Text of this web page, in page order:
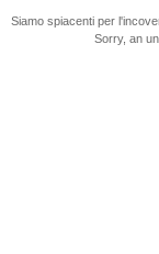
Siamo spiacenti per
Sorry, an